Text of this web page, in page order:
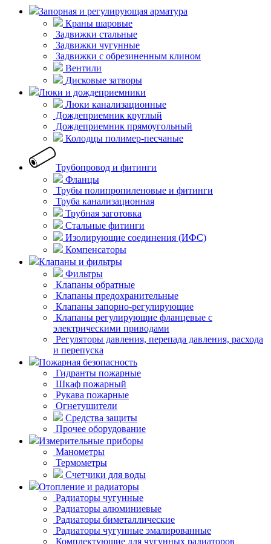
Запорная и регулирующая арматура
Краны шаровые
Задвижки стальные
Задвижки чугунные
Задвижки с обрезиненным клином
Вентили
Дисковые затворы
Люки и дождеприемники
Люки канализационные
Дождеприемник круглый
Дождеприемник прямоугольный
Колодцы полимер-песчаные
Трубопровод и фитинги
Фланцы
Трубы полипропиленовые и фитинги
Труба канализационная
Трубная заготовка
Стальные фитинги
Изолирующие соединения (ИФС)
Компенсаторы
Клапаны и фильтры
Фильтры
Клапаны обратные
Клапаны предохранительные
Клапаны запорно-регулирующие
Клапаны регулирующие фланцевые с
электрическими приводами
Регуляторы давления, перепада давления, расхода
и перепуска
Пожарная безопасность
Гидранты пожарные
Шкаф пожарный
Рукава пожарные
Огнетушители
Средства защиты
Прочее оборудование
Измерительные приборы
Манометры
Термометры
Счетчики для воды
Отопление и радиаторы
Радиаторы чугунные
Радиаторы алюминиевые
Радиаторы биметаллические
Радиаторы чугунные эмалированные
Комплектующие для чугунных радиаторов